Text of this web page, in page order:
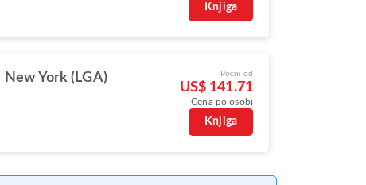
Knjiga
New York (LGA) Počni od
US$ 141.71
Cena po osobi
Knjiga